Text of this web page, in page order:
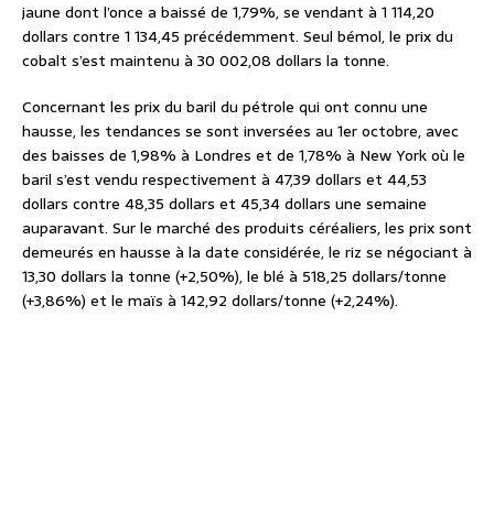
jaune dont l’once a baissé de 1,79%, se vendant à 1 114,20
dollars contre 1 134,45 précédemment. Seul bémol, le prix du
cobalt s’est maintenu à 30 002,08 dollars la tonne.
Concernant les prix du baril du pétrole qui ont connu une
hausse, les tendances se sont inversées au 1er octobre, avec
des baisses de 1,98% à Londres et de 1,78% à New York où le
baril s’est vendu respectivement à 47,39 dollars et 44,53
dollars contre 48,35 dollars et 45,34 dollars une semaine
auparavant. Sur le marché des produits céréaliers, les prix sont
demeurés en hausse à la date considérée, le riz se négociant à
13,30 dollars la tonne (+2,50%), le blé à 518,25 dollars/tonne
(+3,86%) et le maïs à 142,92 dollars/tonne (+2,24%).